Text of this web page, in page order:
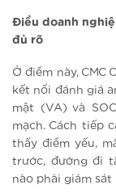
Điều doanh
đủ rõ
Ở điểm này,
kết nối đánh giá
mật (VA) và
mạch. Cách tiếp
thấy điểm yếu,
trước, đường đi
nào phải giám sát